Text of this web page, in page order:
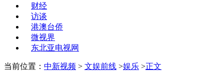
财经
访谈
港澳台侨
微视界
东北亚电视网
当前位置： 中新视频 > 文娱前线 >娱乐 >正文